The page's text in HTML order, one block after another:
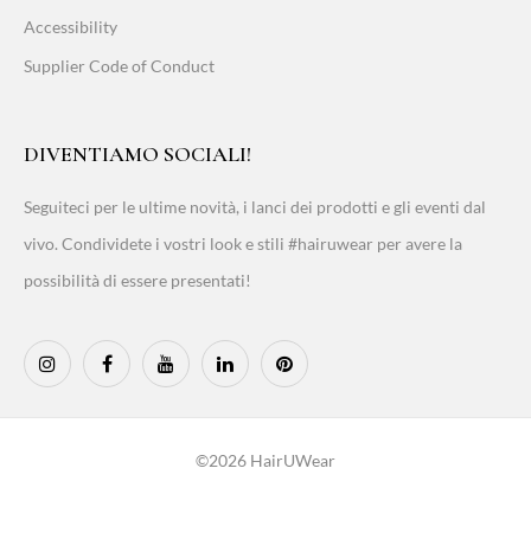
Accessibility
Supplier Code of Conduct
DIVENTIAMO SOCIALI!
Seguiteci per le ultime novità, i lanci dei prodotti e gli eventi dal
vivo. Condividete i vostri look e stili #hairuwear per avere la
possibilità di essere presentati!
©2026 HairUWear